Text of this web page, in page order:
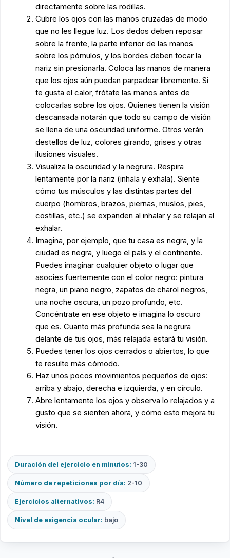
directamente sobre las rodillas.
Cubre los ojos con las manos cruzadas de modo
que no les llegue luz. Los dedos deben reposar
sobre la frente, la parte inferior de las manos
sobre los pómulos, y los bordes deben tocar la
nariz sin presionarla. Coloca las manos de manera
que los ojos aún puedan parpadear libremente. Si
te gusta el calor, frótate las manos antes de
colocarlas sobre los ojos. Quienes tienen la visión
descansada notarán que todo su campo de visión
se llena de una oscuridad uniforme. Otros verán
destellos de luz, colores girando, grises y otras
ilusiones visuales.
Visualiza la oscuridad y la negrura. Respira
lentamente por la nariz (inhala y exhala). Siente
cómo tus músculos y las distintas partes del
cuerpo (hombros, brazos, piernas, muslos, pies,
costillas, etc.) se expanden al inhalar y se relajan al
exhalar.
Imagina, por ejemplo, que tu casa es negra, y la
ciudad es negra, y luego el país y el continente.
Puedes imaginar cualquier objeto o lugar que
asocies fuertemente con el color negro: pintura
negra, un piano negro, zapatos de charol negros,
una noche oscura, un pozo profundo, etc.
Concéntrate en ese objeto e imagina lo oscuro
que es. Cuanto más profunda sea la negrura
delante de tus ojos, más relajada estará tu visión.
Puedes tener los ojos cerrados o abiertos, lo que
te resulte más cómodo.
Haz unos pocos movimientos pequeños de ojos:
arriba y abajo, derecha e izquierda, y en círculo.
Abre lentamente los ojos y observa lo relajados y a
gusto que se sienten ahora, y cómo esto mejora tu
visión.
Duración del ejercicio en minutos: 1-30
Número de repeticiones por día: 2-10
Ejercicios alternativos: R4
Nivel de exigencia ocular: bajo